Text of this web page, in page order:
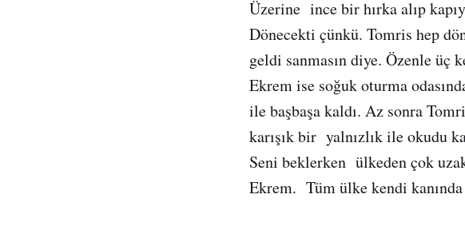
Üzerine ince bir hırka alıp
Dönecekti çünkü. Tomris hep
geldi sanmasın diye. Özenle
Ekrem ise soğuk oturma
ile başbaşa kaldı. Az sonra
karışık bir yalnızlık ile okudu
Seni beklerken ülkeden çok
Ekrem. Tüm ülke kendi